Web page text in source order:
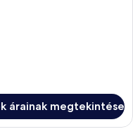
árainak megtekintése